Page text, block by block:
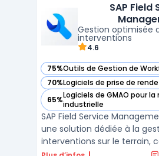
Microsoft Dynamics 365, ce
une gestion centr ...
SAP Field
Gestion optimisée
interventions
4.6
75%Outils de Gestion de
— voir SAP Field Service
70%Logiciels de prise de
— voir SAP Field Service
65%Logiciels de GMAO pour
industrielle
— voir SAP Field Service
SAP Field Service
une solution dédiée à la
interventions sur le terrain,
améliorer l’efficacité des